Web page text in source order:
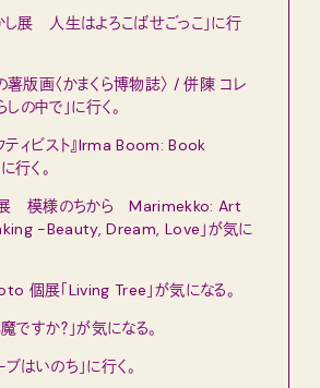
し展 人生はよろこばせごっこ」に行
薯版画〈かまくら博物誌〉 / 併陳 コレ
の中で」に行く。
クティビスト』Irma Boom: Book
く。
展 模様のちから Marimekko: Art
-Beauty, Dream, Love」が気に
個展「Living Tree」が気になる。
ですか？」が気になる。
はいのち」に行く。